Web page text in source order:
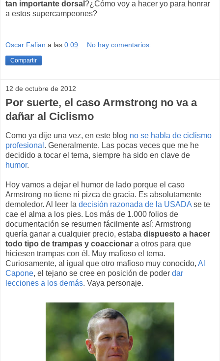
tan importante dorsal ?¿Cómo voy a hacer yo para honrar
a estos supercampeones?
Oscar Fafian a las 0:09 No hay comentarios:
Compartir
12 de octubre de 2012
Por suerte, el caso Armstrong no va a
dañar al Ciclismo
Como ya dije una vez, en este blog no se habla de ciclismo
profesional . Generalmente. Las pocas veces que me he
decidido a tocar el tema, siempre ha sido en clave de
humor.
Hoy vamos a dejar el humor de lado porque el caso
Armstrong no tiene ni pizca de gracia. Es absolutamente
demoledor. Al leer la decisión razonada de la USADA se te
cae el alma a los pies. Los más de 1.000 folios de
documentación se resumen fácilmente así: Armstrong
quería ganar a cualquier precio, estaba dispuesto a hacer
todo tipo de trampas y coaccionar a otros para que
hiciesen trampas con él. Muy mafioso el tema.
Curiosamente, al igual que otro mafioso muy conocido, Al
Capone, el tejano se cree en posición de poder dar
lecciones a los demás. Vaya personaje.